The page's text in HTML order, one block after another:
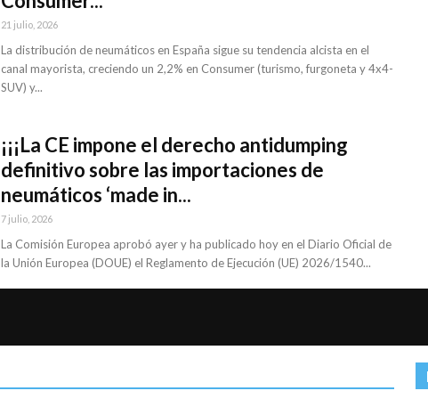
21 julio, 2026
La distribución de neumáticos en España sigue su tendencia alcista en el
canal mayorista, creciendo un 2,2% en Consumer (turismo, furgoneta y 4x4-
SUV) y...
¡¡¡La CE impone el derecho antidumping
definitivo sobre las importaciones de
neumáticos ‘made in...
7 julio, 2026
La Comisión Europea aprobó ayer y ha publicado hoy en el Diario Oficial de
la Unión Europea (DOUE) el Reglamento de Ejecución (UE) 2026/1540...